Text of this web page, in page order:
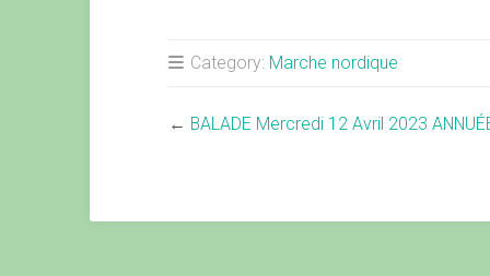
Category: Marche nordique
← BALADE Mercredi 12 Avril 2023